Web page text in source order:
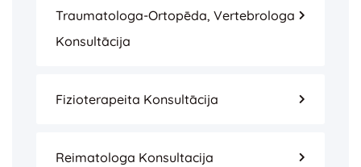
Traumatologa-Ortopēda, Vertebrologa
Konsultācija
Fizioterapeita Konsultācija
Reimatologa Konsultacija